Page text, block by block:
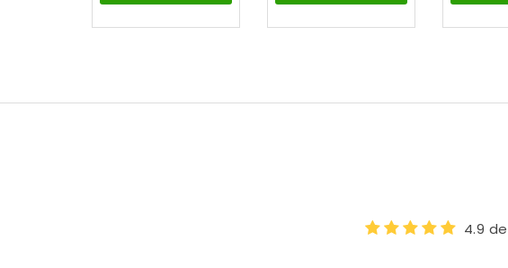
4.9